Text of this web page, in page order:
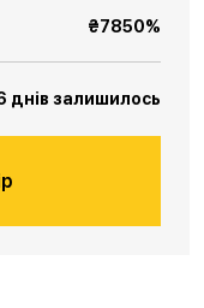
₴7850%
днів залишилось